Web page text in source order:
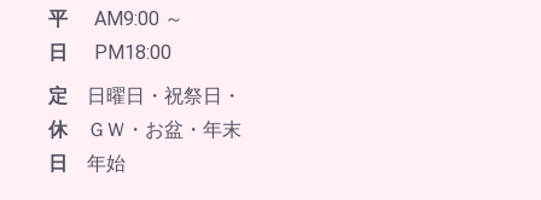
平
日
AM9:00 ～
PM18:00
定
休
日
日曜日・祝祭日・
ＧＷ・お盆・年末
年始